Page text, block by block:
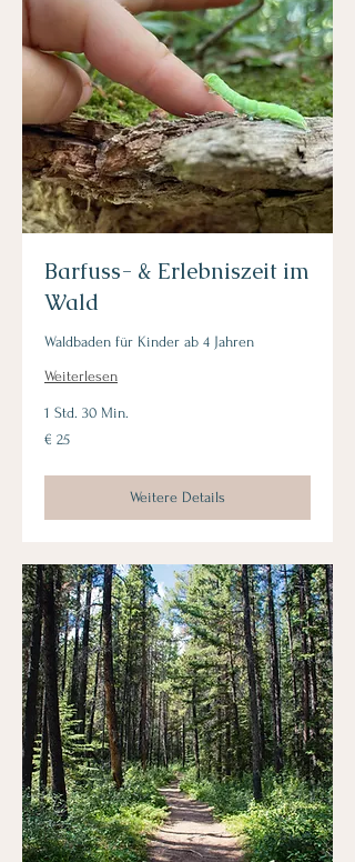
Barfuss- & Erlebniszeit im
Wald
Waldbaden für Kinder ab 4 Jahren
Weiterlesen
1 Std. 30 Min.
25
Euro
€ 25
Weitere Details